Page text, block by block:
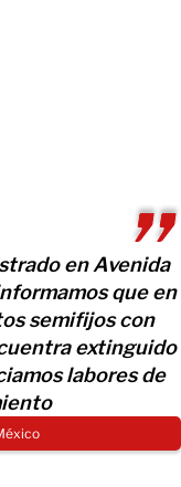
en Avenida
que en
semifijos con
extinguido
labores de